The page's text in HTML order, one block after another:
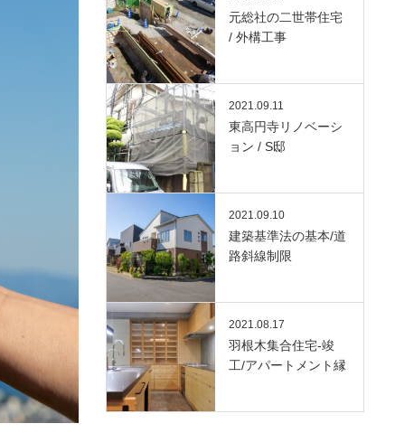
元総社の二世帯住宅
/ 外構工事
2021.09.11
東高円寺リノベーシ
ョン / S邸
2021.09.10
建築基準法の基本/道
路斜線制限
2021.08.17
羽根木集合住宅-竣
工/アパートメント縁